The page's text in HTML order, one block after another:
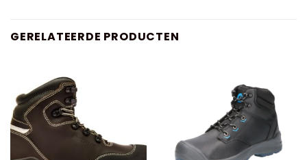
GERELATEERDE PRODUCTEN